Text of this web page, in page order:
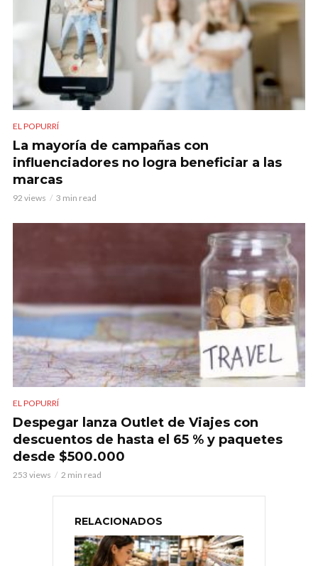
EL POPURRÍ
La mayoría de campañas con
influenciadores no logra beneficiar a las
marcas
92 views 3 min read
EL POPURRÍ
Despegar lanza Outlet de Viajes con
descuentos de hasta el 65 % y paquetes
desde $500.000
253 views 2 min read
RELACIONADOS